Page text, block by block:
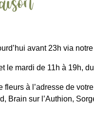
avant 23h via
le mardi de 11h à 19h,
à l’adresse de
Brain sur l’Authion,